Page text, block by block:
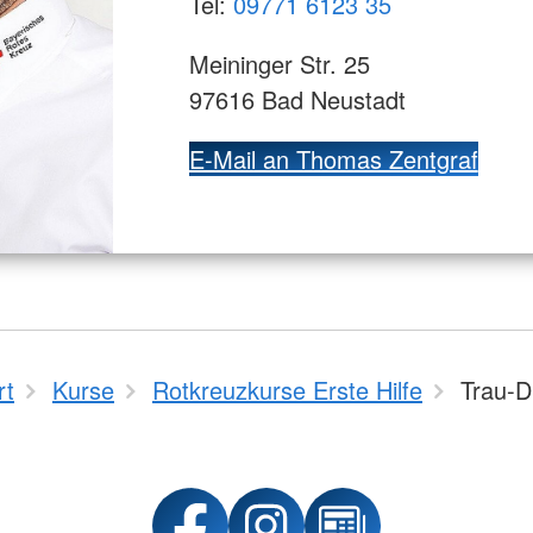
Meininger Str. 25
97616 Bad Neustadt
E-Mail an Thomas Zentgraf
Kurse Rotkreuzkurse Erste Hilfe Trau-